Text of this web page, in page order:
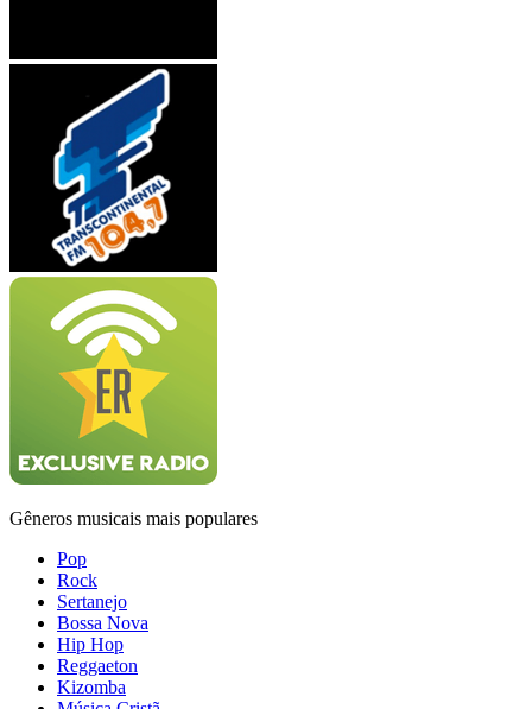
Gêneros musicais mais populares
Pop
Rock
Sertanejo
Bossa Nova
Hip Hop
Reggaeton
Kizomba